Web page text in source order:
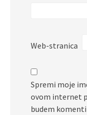
Web-stranica
Spremi moje
ovom internet
budem